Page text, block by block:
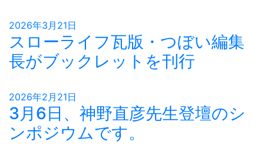
2026年3月21日
スローライフ瓦版・つぼい編集
長がブックレットを刊行
2026年2月21日
3月6日、神野直彦先生登壇のシ
ンポジウムです。